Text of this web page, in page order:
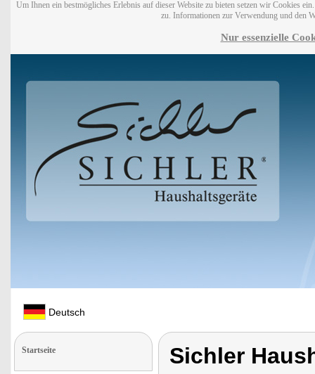
Um Ihnen ein bestmögliches Erlebnis auf dieser Website zu bieten setzen wir Cookies
zu. Informationen zur Verwendung und den
Nur essenzielle
Deutsch
Startseite Sichler